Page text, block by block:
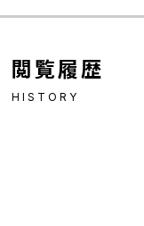
閲覧履歴
HISTORY